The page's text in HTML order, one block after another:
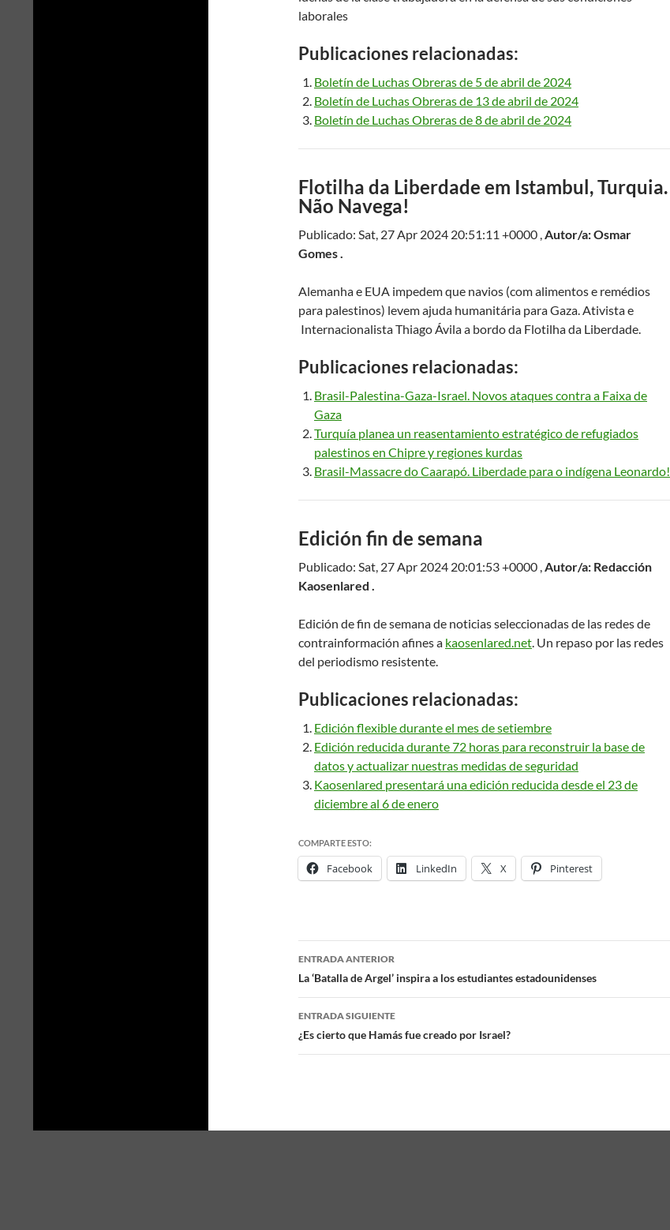
laborales
Publicaciones relacionadas:
Boletín de Luchas Obreras de 5 de abril de 2024
Boletín de Luchas Obreras de 13 de abril de 2024
Boletín de Luchas Obreras de 8 de abril de 2024
Flotilha da Liberdade em Istambul, Turquia.
Não Navega!
Publicado: Sat, 27 Apr 2024 20:51:11 +0000 ,Autor/a: Osmar
Gomes .
Alemanha e EUA impedem que navios (com alimentos e remédios
para palestinos) levem ajuda humanitária para Gaza. Ativista e
Internacionalista Thiago Ávila a bordo da Flotilha da Liberdade.
Publicaciones relacionadas:
Brasil-Palestina-Gaza-Israel. Novos ataques contra a Faixa de
Gaza
Turquía planea un reasentamiento estratégico de refugiados
palestinos en Chipre y regiones kurdas
Brasil-Massacre do Caarapó. Liberdade para o indígena Leonardo!
Edición fin de semana
Publicado: Sat, 27 Apr 2024 20:01:53 +0000 ,Autor/a: Redacción
Kaosenlared .
Edición de fin de semana de noticias seleccionadas de las redes de
contrainformación afines a kaosenlared.net. Un repaso por las redes
del periodismo resistente.
Publicaciones relacionadas:
Edición flexible durante el mes de setiembre
Edición reducida durante 72 horas para reconstruir la base de
datos y actualizar nuestras medidas de seguridad
Kaosenlared presentará una edición reducida desde el 23 de
diciembre al 6 de enero
COMPARTE ESTO:
Facebook LinkedIn X Pinterest
Navegación
de
entradas
ENTRADA ANTERIOR
La ‘Batalla de Argel’ inspira a los estudiantes estadounidenses
ENTRADA SIGUIENTE
¿Es cierto que Hamás fue creado por Israel?